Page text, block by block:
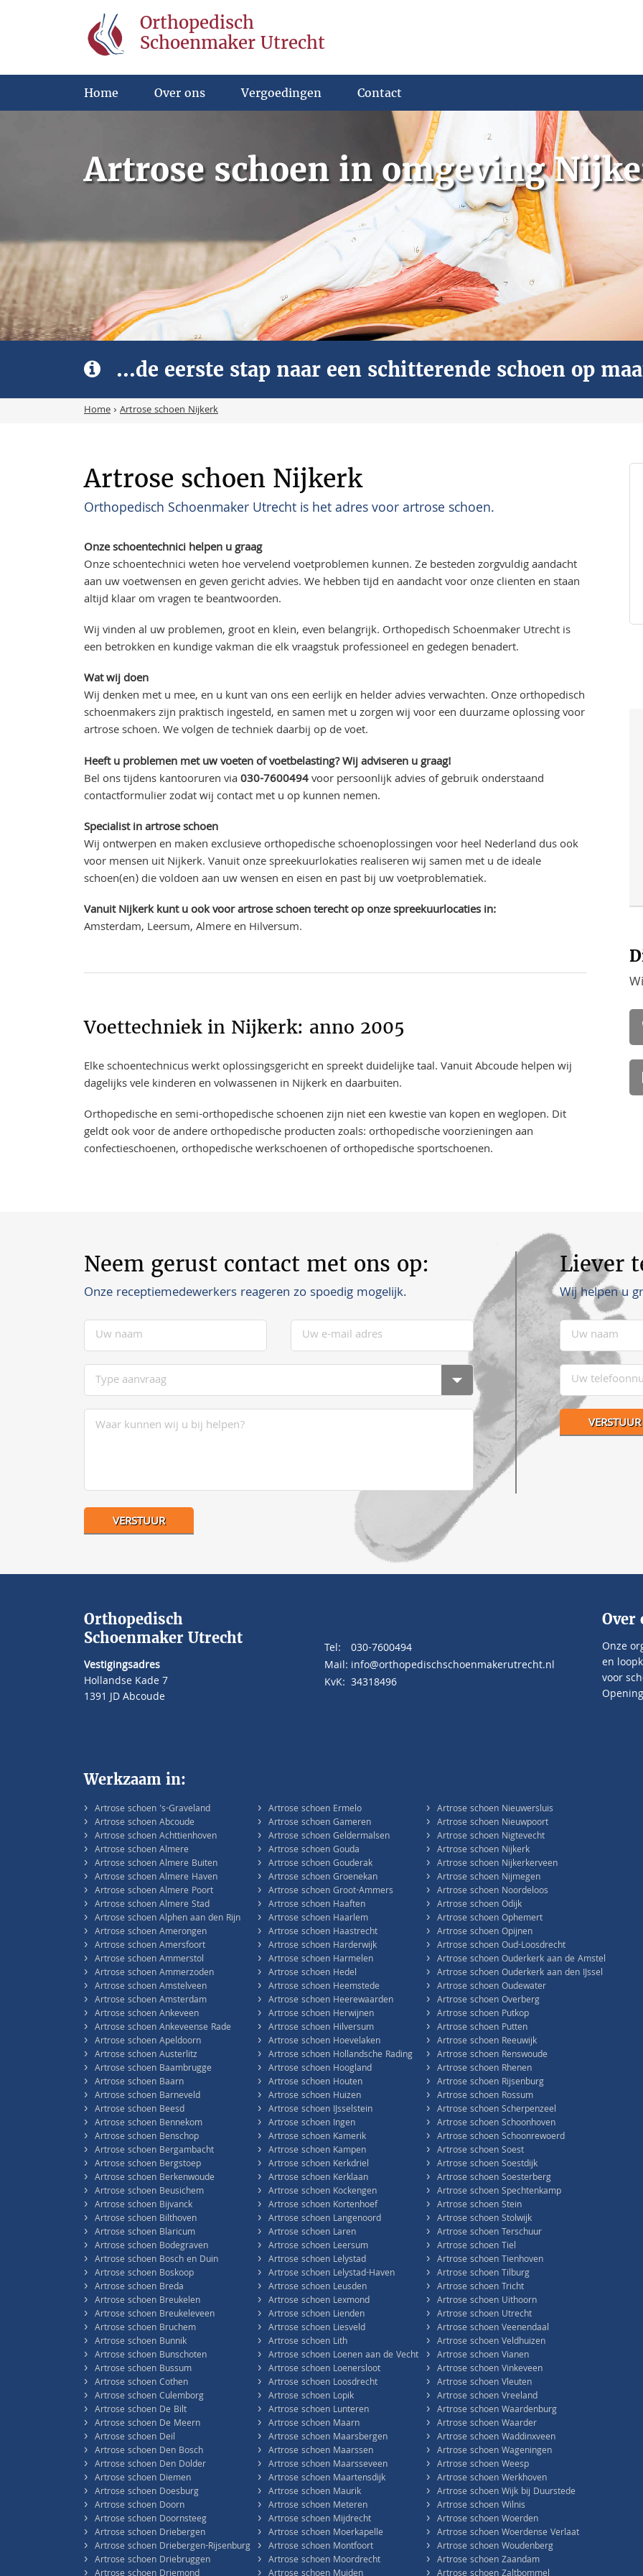
Orthopedisch
Schoenmaker Utrecht
Home Over ons Vergoedingen Contact
Artrose schoen in omgeving
...de eerste stap naar een schitterende schoen op
Home› Artrose schoen Nijkerk
Artrose schoen Nijkerk
Orthopedisch Schoenmaker Utrecht is het adres voor artrose schoen.
Onze schoentechnici helpen u graag
Onze schoentechnici weten hoe vervelend voetproblemen kunnen. Ze besteden zorgvuldig aandacht
aan uw voetwensen en geven gericht advies. We hebben tijd en aandacht voor onze clienten en staan
altijd klaar om vragen te beantwoorden.
Wij vinden al uw problemen, groot en klein, even belangrijk. Orthopedisch Schoenmaker Utrecht is
een betrokken en kundige vakman die elk vraagstuk professioneel en gedegen benadert.
Wat wij doen
Wij denken met u mee, en u kunt van ons een eerlijk en helder advies verwachten. Onze orthopedisch
schoenmakers zijn praktisch ingesteld, en samen met u zorgen wij voor een duurzame oplossing voor
artrose schoen. We volgen de techniek daarbij op de voet.
Heeft u problemen met uw voeten of voetbelasting? Wij adviseren u graag!
Bel ons tijdens kantooruren via030-7600494voor persoonlijk advies of gebruik onderstaand
contactformulier zodat wij contact met u op kunnen nemen.
Specialist in artrose schoen
Wij ontwerpen en maken exclusieve orthopedische schoenoplossingen voor heel Nederland dus ook
voor mensen uit Nijkerk. Vanuit onze spreekuurlokaties realiseren wij samen met u de ideale
schoen(en) die voldoen aan uw wensen en eisen en past bij uw voetproblematiek.
Vanuit Nijkerk kunt u ook voor artrose schoen terecht op onze spreekuurlocaties in:
Amsterdam, Leersum, Almere en Hilversum.
Voettechniek in Nijkerk: anno 2005
Elke schoentechnicus werkt oplossingsgericht en spreekt duidelijke taal. Vanuit Abcoude helpen wij
dagelijks vele kinderen en volwassenen in Nijkerk en daarbuiten.
​​​​Orthopedische en semi-orthopedische schoenen zijn niet een kwestie van kopen en weglopen. Dit
geldt ook voor de andere orthopedische producten zoals: orthopedische voorzieningen aan
confectieschoenen, orthopedische werkschoenen of orthopedische sportschoenen.
Neem gerust contact met ons op:
Onze receptiemedewerkers reageren zo spoedig mogelijk.
Liever
Wij helpen u
Orthopedisch
Schoenmaker Utrecht
Vestigingsadres
Hollandse Kade 7
1391 JD Abcoude
Tel:
030-7600494
Mail: info@orthopedischschoenmakerutrecht.nl
KvK: 34318496
Over
Onze
en
voor
Werkzaam in:
› Artrose schoen 's-Graveland
› Artrose schoen Abcoude
› Artrose schoen Achttienhoven
› Artrose schoen Almere
› Artrose schoen Almere Buiten
› Artrose schoen Almere Haven
› Artrose schoen Almere Poort
› Artrose schoen Almere Stad
› Artrose schoen Alphen aan den Rijn
› Artrose schoen Amerongen
› Artrose schoen Amersfoort
› Artrose schoen Ammerstol
› Artrose schoen Ammerzoden
› Artrose schoen Amstelveen
› Artrose schoen Amsterdam
› Artrose schoen Ankeveen
› Artrose schoen Ankeveense Rade
› Artrose schoen Apeldoorn
› Artrose schoen Austerlitz
› Artrose schoen Baambrugge
› Artrose schoen Baarn
› Artrose schoen Barneveld
› Artrose schoen Beesd
› Artrose schoen Bennekom
› Artrose schoen Benschop
› Artrose schoen Bergambacht
› Artrose schoen Bergstoep
› Artrose schoen Berkenwoude
› Artrose schoen Beusichem
› Artrose schoen Bijvanck
› Artrose schoen Bilthoven
› Artrose schoen Blaricum
› Artrose schoen Bodegraven
› Artrose schoen Bosch en Duin
› Artrose schoen Boskoop
› Artrose schoen Breda
› Artrose schoen Breukelen
› Artrose schoen Breukeleveen
› Artrose schoen Bruchem
› Artrose schoen Bunnik
› Artrose schoen Bunschoten
› Artrose schoen Bussum
› Artrose schoen Cothen
› Artrose schoen Culemborg
› Artrose schoen De Bilt
› Artrose schoen De Meern
› Artrose schoen Deil
› Artrose schoen Den Bosch
› Artrose schoen Den Dolder
› Artrose schoen Diemen
› Artrose schoen Doesburg
› Artrose schoen Doorn
› Artrose schoen Doornsteeg
› Artrose schoen Driebergen
› Artrose schoen Driebergen-Rijsenburg
› Artrose schoen Driebruggen
› Artrose schoen Ermelo
› Artrose schoen Gameren
› Artrose schoen Geldermalsen
› Artrose schoen Gouda
› Artrose schoen Gouderak
› Artrose schoen Groenekan
› Artrose schoen Groot-Ammers
› Artrose schoen Haaften
› Artrose schoen Haarlem
› Artrose schoen Haastrecht
› Artrose schoen Harderwijk
› Artrose schoen Harmelen
› Artrose schoen Hedel
› Artrose schoen Heemstede
› Artrose schoen Heerewaarden
› Artrose schoen Herwijnen
› Artrose schoen Hilversum
› Artrose schoen Hoevelaken
› Artrose schoen Hollandsche Rading
› Artrose schoen Hoogland
› Artrose schoen Houten
› Artrose schoen Huizen
› Artrose schoen IJsselstein
› Artrose schoen Ingen
› Artrose schoen Kamerik
› Artrose schoen Kampen
› Artrose schoen Kerkdriel
› Artrose schoen Kerklaan
› Artrose schoen Kockengen
› Artrose schoen Kortenhoef
› Artrose schoen Langenoord
› Artrose schoen Laren
› Artrose schoen Leersum
› Artrose schoen Lelystad
› Artrose schoen Lelystad-Haven
› Artrose schoen Leusden
› Artrose schoen Lexmond
› Artrose schoen Lienden
› Artrose schoen Liesveld
› Artrose schoen Lith
› Artrose schoen Loenen aan de Vecht
› Artrose schoen Loenersloot
› Artrose schoen Loosdrecht
› Artrose schoen Lopik
› Artrose schoen Lunteren
› Artrose schoen Maarn
› Artrose schoen Maarsbergen
› Artrose schoen Maarssen
› Artrose schoen Maarsseveen
› Artrose schoen Maartensdijk
› Artrose schoen Maurik
› Artrose schoen Meteren
› Artrose schoen Mijdrecht
› Artrose schoen Moerkapelle
› Artrose schoen Montfoort
› Artrose schoen Moordrecht
› Artrose schoen Nieuwersluis
› Artrose schoen Nieuwpoort
› Artrose schoen Nigtevecht
› Artrose schoen Nijkerk
› Artrose schoen Nijkerkerveen
› Artrose schoen Nijmegen
› Artrose schoen Noordeloos
› Artrose schoen Odijk
› Artrose schoen Ophemert
› Artrose schoen Opijnen
› Artrose schoen Oud-Loosdrecht
› Artrose schoen Ouderkerk aan de Amstel
› Artrose schoen Ouderkerk aan den IJssel
› Artrose schoen Oudewater
› Artrose schoen Overberg
› Artrose schoen Putkop
› Artrose schoen Putten
› Artrose schoen Reeuwijk
› Artrose schoen Renswoude
› Artrose schoen Rhenen
› Artrose schoen Rijsenburg
› Artrose schoen Rossum
› Artrose schoen Scherpenzeel
› Artrose schoen Schoonhoven
› Artrose schoen Schoonrewoerd
› Artrose schoen Soest
› Artrose schoen Soestdijk
› Artrose schoen Soesterberg
› Artrose schoen Spechtenkamp
› Artrose schoen Stein
› Artrose schoen Stolwijk
› Artrose schoen Terschuur
› Artrose schoen Tiel
› Artrose schoen Tienhoven
› Artrose schoen Tilburg
› Artrose schoen Tricht
› Artrose schoen Uithoorn
› Artrose schoen Utrecht
› Artrose schoen Veenendaal
› Artrose schoen Veldhuizen
› Artrose schoen Vianen
› Artrose schoen Vinkeveen
› Artrose schoen Vleuten
› Artrose schoen Vreeland
› Artrose schoen Waardenburg
› Artrose schoen Waarder
› Artrose schoen Waddinxveen
› Artrose schoen Wageningen
› Artrose schoen Weesp
› Artrose schoen Werkhoven
› Artrose schoen Wijk bij Duurstede
› Artrose schoen Wilnis
› Artrose schoen Woerden
› Artrose schoen Woerdense Verlaat
› Artrose schoen Woudenberg
› Artrose schoen Zaandam